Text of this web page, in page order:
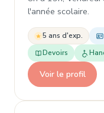
l'année scolaire.
5 ans d'exp.
Devoirs
Voir le profil